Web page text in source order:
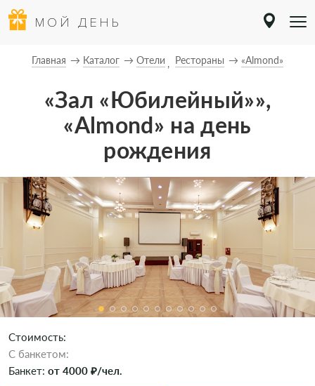
МОЙ ДЕНЬ
Главная Каталог Отели Рестораны «Almond»
«Зал «Юбилейный»»,
«Almond» на день
рождения
Стоимость:
C банкетом:
Банкет: от 4000 ₽/чел.